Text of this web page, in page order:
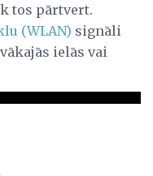
tos pārtvert.
(WLAN) signāli
ielās vai